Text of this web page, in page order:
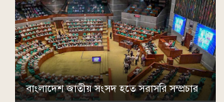
বাংলাদেশ জাতীয় সংসদ হতে সরাসরি সম্প্রচার